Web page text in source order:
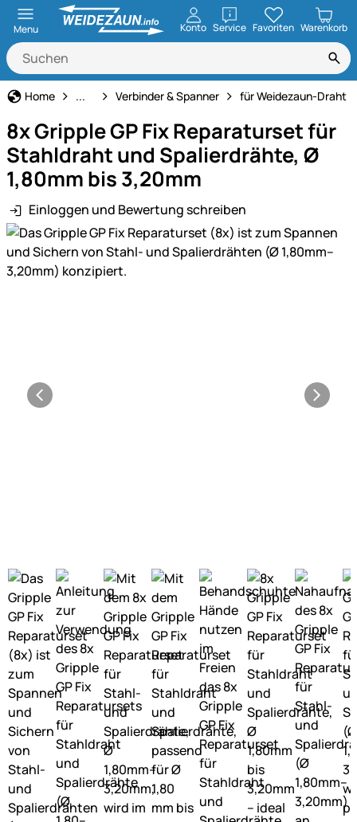
Menu Konto ServiceöffnenFavoriten Warenkorb
Home Weidezaun
... Verbinder & Spanner für Weidezaun-Draht
8x Gripple GP Fix Reparaturset für
Stahldraht und Spalierdrähte, Ø
1,80mm bis 3,20mm
Einloggen und Bewertung schreiben
Produktgalerie